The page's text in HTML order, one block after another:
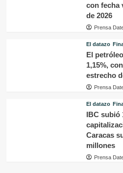
con fecha
de 2026
Prensa
El datazo
El
1,15%,
estrecho
Prensa
El datazo
IBC subió
Caracas
millones
Prensa